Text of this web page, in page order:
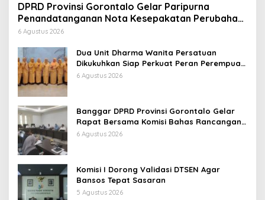
DPRD Provinsi Gorontalo Gelar Paripurna
Penandatanganan Nota Kesepakatan Perubahan
KUA dan P-PPAS APBD 2026
6 Agustus 2026
Dua Unit Dharma Wanita Persatuan
Dikukuhkan Siap Perkuat Peran Perempuan
Dukung Kinerja ASN
6 Agustus 2026
Banggar DPRD Provinsi Gorontalo Gelar
Rapat Bersama Komisi Bahas Rancangan
APBD Induk Tahun Anggaran 2027
6 Agustus 2026
Komisi I Dorong Validasi DTSEN Agar
Bansos Tepat Sasaran
5 Agustus 2026